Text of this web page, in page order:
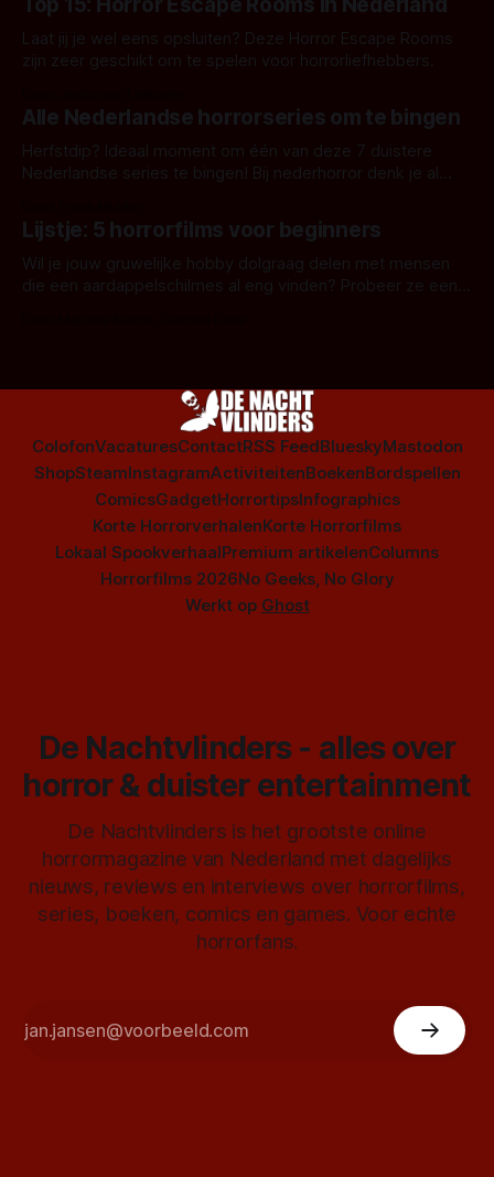
Top 15: Horror Escape Rooms in Nederland
Laat jij je wel eens opsluiten? Deze Horror Escape Rooms
zijn zeer geschikt om te spelen voor horrorliefhebbers.
Alle Nederlandse horrorseries om te bingen
Herfstdip? Ideaal moment om één van deze 7 duistere
Nederlandse series te bingen! Bij nederhorror denk je al
Amsterdamned of The Johnsons. Maar Nederlandse horror
is niet beperkt tot films. Hier een aantal Nederlandse tv-
series uit het duistere of horrorgenre. Als
Lijstje: 5 horrorfilms voor beginners
Wil je jouw gruwelijke hobby dolgraag delen met mensen
die een aardappelschilmes al eng vinden? Probeer ze eens
ColofonVacaturesContactRSS FeedBlueskyMastodon
ShopSteamInstagramActiviteitenBoekenBordspellen
ComicsGadgetHorrortipsInfographics
Korte HorrorverhalenKorte Horrorfilms
Lokaal SpookverhaalPremium artikelenColumns
Horrorfilms 2026No Geeks, No Glory
Werkt op Ghost
De Nachtvlinders - alles over
horror & duister entertainment
De Nachtvlinders is het grootste online
horrormagazine van Nederland met dagelijks
nieuws, reviews en interviews over horrorfilms,
series, boeken, comics en games. Voor echte
horrorfans.